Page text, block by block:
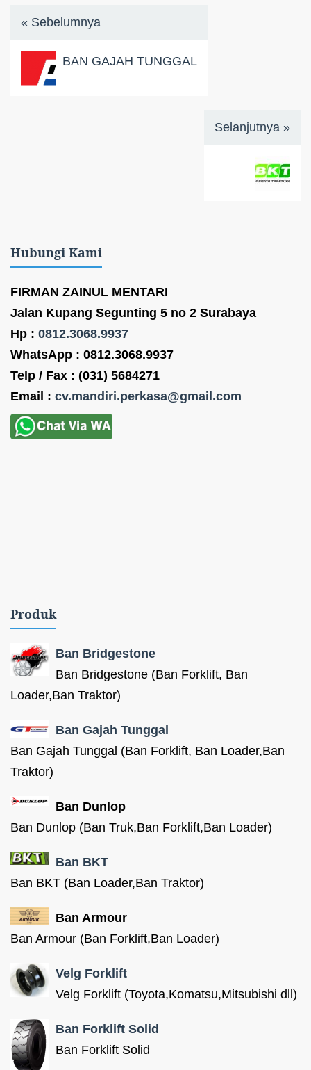
« Sebelumnya
BAN GAJAH TUNGGAL
Selanjutnya »
Hubungi Kami
FIRMAN ZAINUL MENTARI
Jalan Kupang Segunting 5 no 2 Surabaya
Hp : 0812.3068.9937
WhatsApp : 0812.3068.9937
Telp / Fax : (031) 5684271
Email : cv.mandiri.perkasa@gmail.com
Produk
Ban Bridgestone
Ban Bridgestone (Ban Forklift, Ban
Loader,Ban Traktor)
Ban Gajah Tunggal
Ban Gajah Tunggal (Ban Forklift, Ban Loader,Ban
Traktor)
Ban Dunlop
Ban Dunlop (Ban Truk,Ban Forklift,Ban Loader)
Ban BKT
Ban BKT (Ban Loader,Ban Traktor)
Ban Armour
Ban Armour (Ban Forklift,Ban Loader)
Velg Forklift
Velg Forklift (Toyota,Komatsu,Mitsubishi dll)
Ban Forklift Solid
Ban Forklift Solid